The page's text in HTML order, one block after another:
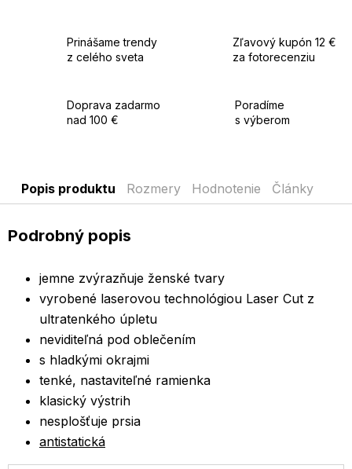
Prinášame trendy
z celého sveta
Zľavový kupón 12 €
za fotorecenziu
Doprava zadarmo
nad 100 €
Poradíme
s výberom
Popis produktu Rozmery Hodnotenie Články
Podrobný popis
jemne zvýrazňuje ženské tvary
vyrobené laserovou technológiou Laser Cut z
ultratenkého úpletu
neviditeľná pod oblečením
s hladkými okrajmi
tenké, nastaviteľné ramienka
klasický výstrih
nesplošťuje prsia
antistatická